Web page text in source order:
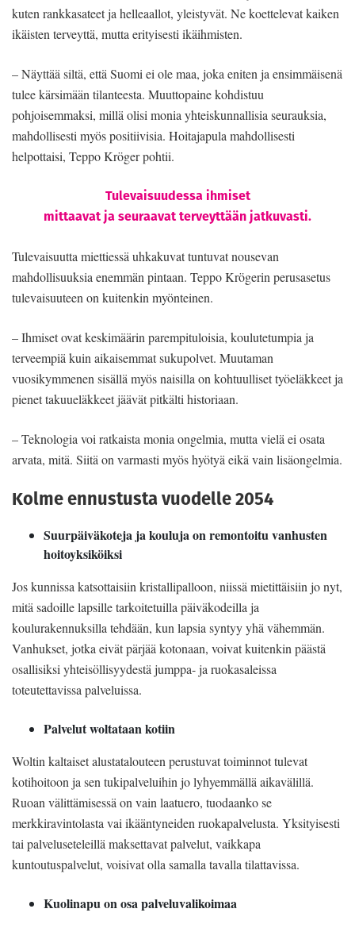
kuten rankkasateet ja helleaallot, yleistyvät. Ne koettelevat kaiken
ikäisten terveyttä, mutta erityisesti ikäihmisten.
– Näyttää siltä, että Suomi ei ole maa, joka eniten ja ensimmäisenä
tulee kärsimään tilanteesta. Muuttopaine kohdistuu
pohjoisemmaksi, millä olisi monia yhteiskunnallisia seurauksia,
mahdollisesti myös positiivisia. Hoitajapula mahdollisesti
helpottaisi, Teppo Kröger pohtii.
Tulevaisuudessa ihmiset
mittaavat ja seuraavat terveyttään jatkuvasti.
Tulevaisuutta miettiessä uhkakuvat tuntuvat nousevan
mahdollisuuksia enemmän pintaan. Teppo Krögerin perusasetus
tulevaisuuteen on kuitenkin myönteinen.
– Ihmiset ovat keskimäärin parempituloisia, koulutetumpia ja
terveempiä kuin aikaisemmat sukupolvet. Muutaman
vuosikymmenen sisällä myös naisilla on kohtuulliset työeläkkeet ja
pienet takuueläkkeet jäävät pitkälti historiaan.
– Teknologia voi ratkaista monia ongelmia, mutta vielä ei osata
arvata, mitä. Siitä on varmasti myös hyötyä eikä vain lisäongelmia.
Kolme ennustusta vuodelle 2054
Suurpäiväkoteja ja kouluja on remontoitu vanhusten
hoitoyksiköiksi
Jos kunnissa katsottaisiin kristallipalloon, niissä mietittäisiin jo nyt,
mitä sadoille lapsille tarkoitetuilla päiväkodeilla ja
koulurakennuksilla tehdään, kun lapsia syntyy yhä vähemmän.
Vanhukset, jotka eivät pärjää kotonaan, voivat kuitenkin päästä
osallisiksi yhteisöllisyydestä jumppa- ja ruokasaleissa
toteutettavissa palveluissa.
Palvelut woltataan kotiin
Woltin kaltaiset alustatalouteen perustuvat toiminnot tulevat
kotihoitoon ja sen tukipalveluihin jo lyhyemmällä aikavälillä.
Ruoan välittämisessä on vain laatuero, tuodaanko se
merkkiravintolasta vai ikääntyneiden ruokapalvelusta. Yksityisesti
tai palveluseteleillä maksettavat palvelut, vaikkapa
kuntoutuspalvelut, voisivat olla samalla tavalla tilattavissa.
Kuolinapu on osa palveluvalikoimaa